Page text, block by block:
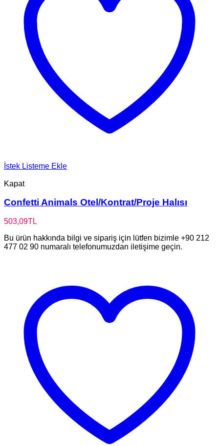
İstek Listeme Ekle
Kapat
Confetti Animals Otel/Kontrat/Proje Halısı
503,09TL
Bu ürün hakkında bilgi ve sipariş için lütfen bizimle +90 212
477 02 90 numaralı telefonumuzdan iletişime geçin.